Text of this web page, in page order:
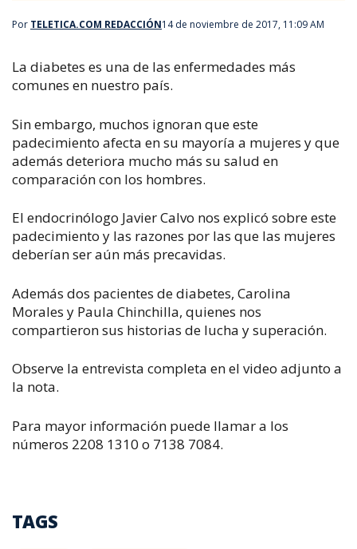
Por TELETICA.COM REDACCIÓN14 de noviembre de 2017, 11:09 AM
La diabetes es una de las enfermedades más
comunes en nuestro país.
Sin embargo, muchos ignoran que este
padecimiento afecta en su mayoría a mujeres y que
además deteriora mucho más su salud en
comparación con los hombres.
El endocrinólogo Javier Calvo nos explicó sobre este
padecimiento y las razones por las que las mujeres
deberían ser aún más precavidas.
Además dos pacientes de diabetes, Carolina
Morales y Paula Chinchilla, quienes nos
compartieron sus historias de lucha y superación.
Observe la entrevista completa en el video adjunto a
la nota.
Para mayor información puede llamar a los
números 2208 1310 o 7138 7084.
TAGS